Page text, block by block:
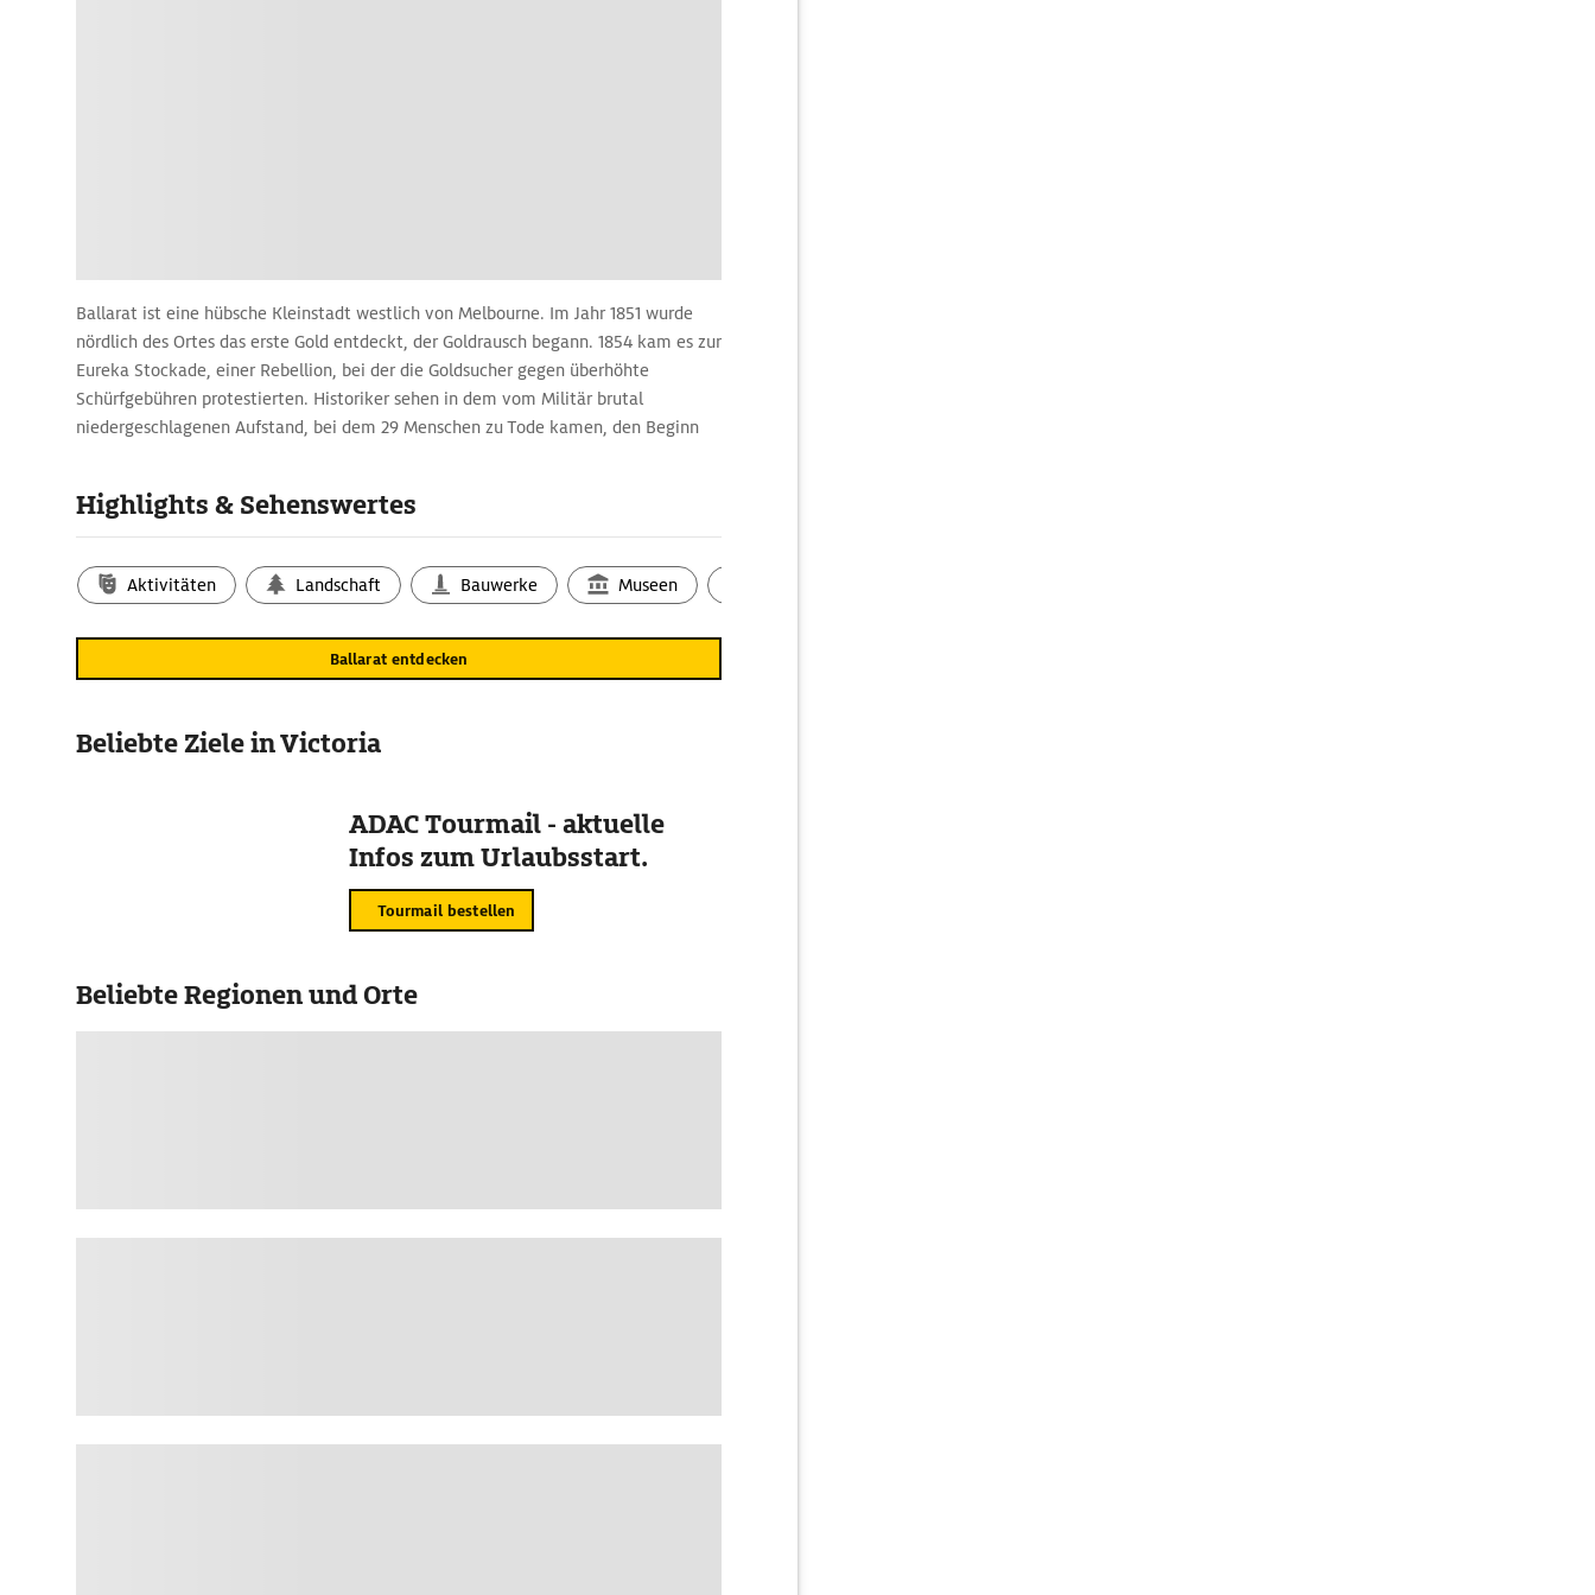
Ballarat ist eine hübsche Kleinstadt westlich von Melbourne. Im Jahr 1851 wurde
nördlich des Ortes das erste Gold entdeckt, der Goldrausch begann. 1854 kam es zur
Eureka Stockade, einer Rebellion, bei der die Goldsucher gegen überhöhte
Schürfgebühren protestierten. Historiker sehen in dem vom Militär brutal
niedergeschlagenen Aufstand, bei dem 29 Menschen zu Tode kamen, den Beginn
beschrieben.
Bis in die 1870er-Jahre wurden die Minen um Ballarat ausgebeutet, bedeutendster
Fund war ein 62 kg schwerer Nugget. Er ist bis heute der größte jemals auf
australischem Boden geborgene Goldklumpen.
gerettet haben sich im Stadtzentrum entlang der Lydiard Street eine ganze Reihe
imposanter viktorianischer Bauten, darunter Her Majesty's Theatre und Craig's
Highlights & Sehenswertes
Aktivitäten Landschaft Bauwerke Museen
Ballarat entdecken
Beliebte Ziele in Victoria
ADAC Tourmail - aktuelle
Infos zum Urlaubsstart.
Tourmail bestellen
Beliebte Regionen und Orte